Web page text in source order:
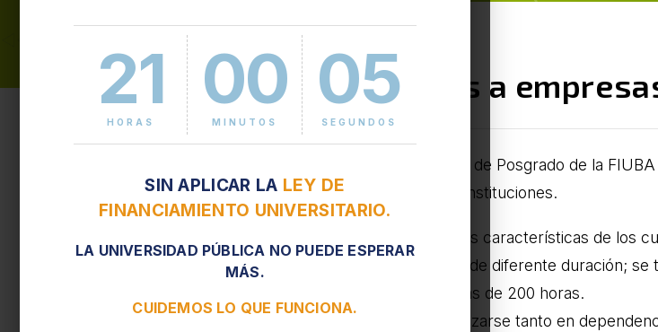
21
HORAS
00
MINUTOS
05
SEGUNDOS
SIN APLICAR LA LEY DE
FINANCIAMIENTO UNIVERSITARIO.
LA UNIVERSIDAD PÚBLICA NO PUEDE ESPERAR
MÁS.
CUIDEMOS LO QUE FUNCIONA.
Cursos a empresas e
instituciones
Estudiantes extranjeros
Tipos de posgrado
Cursos a
La Secretaría de Posgrado de la
empresas e instituciones.
Algunas de las características de los
. Pueden ser de diferente duración;
cursos de más de 200 horas.
. Pueden realizarse tanto en